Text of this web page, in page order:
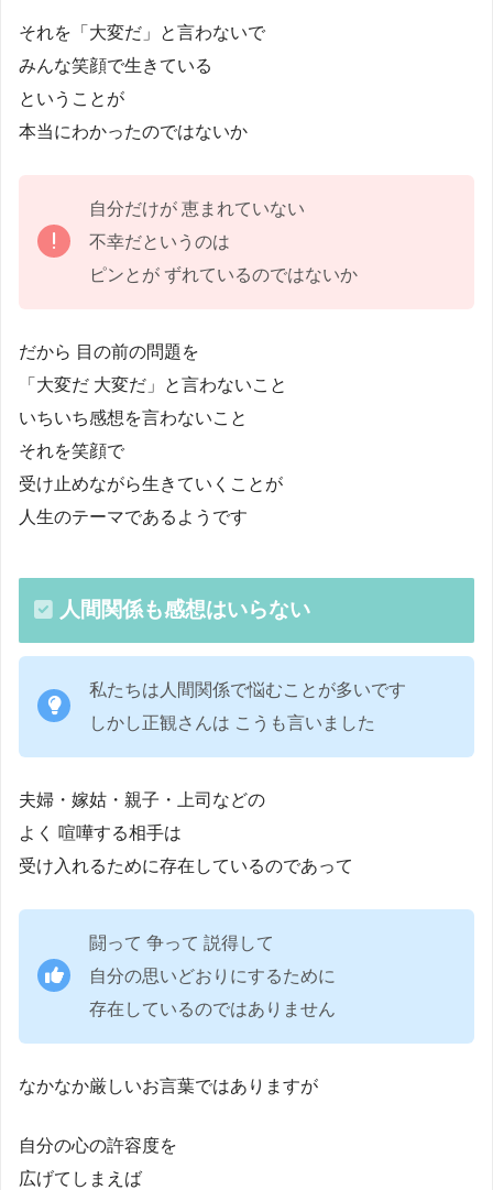
それを「大変だ」と言わないで
みんな笑顔で生きている
ということが
本当にわかったのではないか
自分だけが 恵まれていない
不幸だというのは
ピンとが ずれているのではないか
だから 目の前の問題を
「大変だ 大変だ」と言わないこと
いちいち感想を言わないこと
それを笑顔で
受け止めながら生きていくことが
人生のテーマであるようです
人間関係も感想はいらない
私たちは人間関係で悩むことが多いです
しかし正観さんは こうも言いました
夫婦・嫁姑・親子・上司などの
よく 喧嘩する相手は
受け入れるために存在しているのであって
闘って 争って 説得して
自分の思いどおりにするために
存在しているのではありません
なかなか厳しいお言葉ではありますが
自分の心の許容度を
広げてしまえば